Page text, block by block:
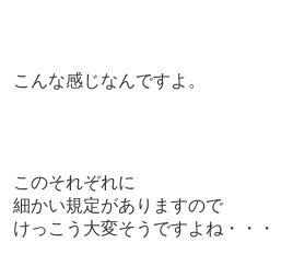
こんな感じなんですよ。
このそれぞれに
細かい規定がありますので
けっこう大変そうですよね・・・